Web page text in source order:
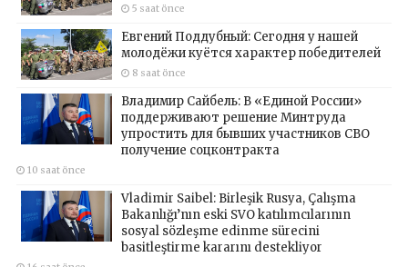
5 saat önce
Евгений Поддубный: Сегодня у нашей
молодёжи куётся характер победителей
8 saat önce
Владимир Сайбель: В «Единой России»
поддерживают решение Минтруда
упростить для бывших участников СВО
получение соцконтракта
10 saat önce
Vladimir Saibel: Birleşik Rusya, Çalışma
Bakanlığı’nın eski SVO katılımcılarının
sosyal sözleşme edinme sürecini
basitleştirme kararını destekliyor